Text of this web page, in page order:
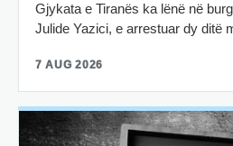
Gjykata e Tiranës ka lënë në
Julide Yazici, e arrestuar dy ditë
7 AUG 2026